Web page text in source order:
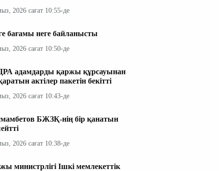
2026 сағат 10:55-де
бағамы неге байланысты
2026 сағат 10:50-де
адамдарды қаржы құрсауынан
актілер пакетін бекітті
2026 сағат 10:43-де
БЖЗҚ-нің бір қанатын
2026 сағат 10:38-де
министрлігі Ішкі мемлекеттік